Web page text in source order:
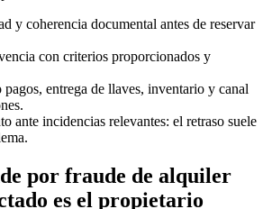
y coherencia documental antes de reservar
con criterios proporcionados y
entrega de llaves, inventario y canal
ante incidencias relevantes: el retraso suele
por fraude de alquiler
es el propietario